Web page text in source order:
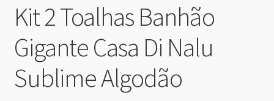
Kit 2 Toalhas Banhão
Gigante Casa Di Nalu
Sublime Algodão